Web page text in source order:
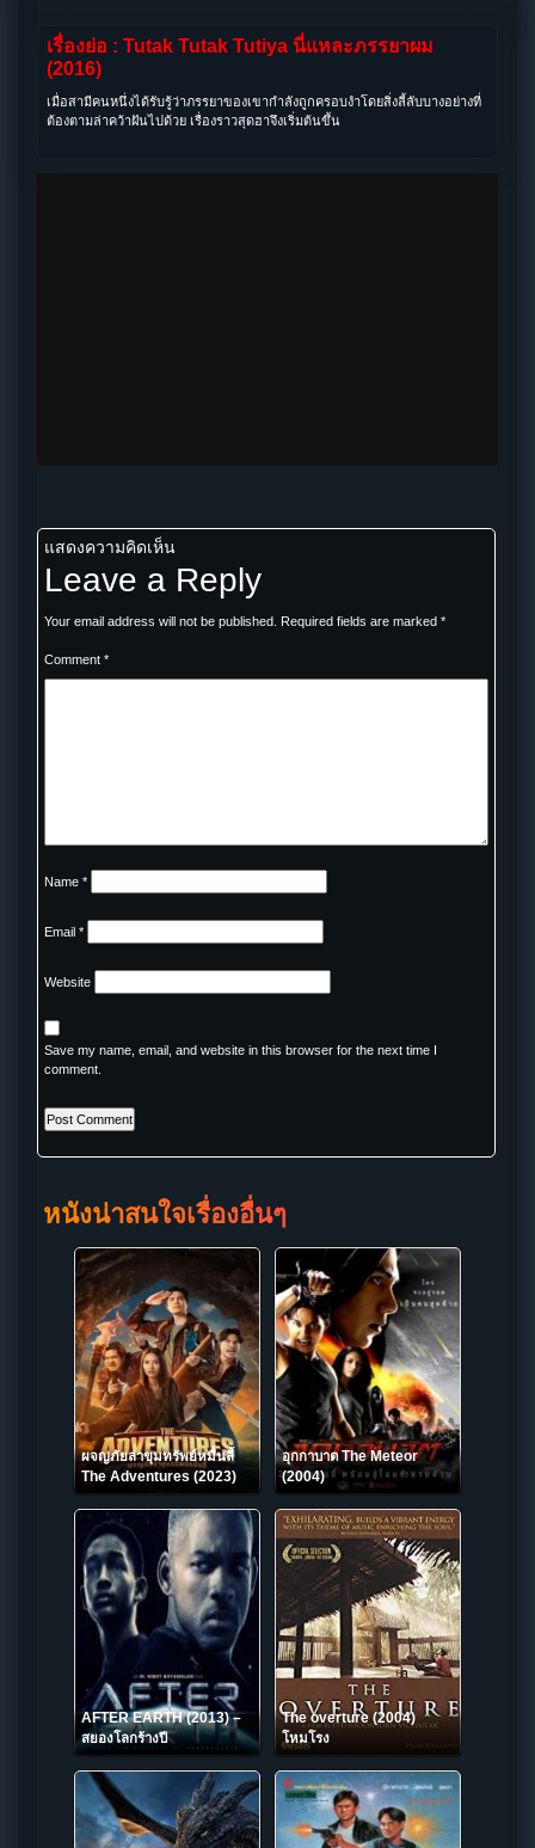
เรื่องย่อ : Tutak Tutak Tutiya นี่แหละภรรยาผม
(2016)
เมื่อสามีคนหนึ่งได้รับรู้ว่าภรรยาของเขากำลังถูกครอบงำโดยสิ่งลี้ลับบางอย่างที่
ต้องตามล่าคว้าฝันไปด้วย เรื่องราวสุดฮาจึงเริ่มต้นขึ้น
แสดงความคิดเห็น
Leave a Reply
Your email address will not be published. Required fields are marked *
Comment *
Name *
Email *
Website
Save my name, email, and website in this browser for the next time I
comment.
หนังน่าสนใจเรื่องอื่นๆ
ผจญภัยล่าขุมทรัพย์หมื่นลี้
The Adventures (2023)
อุกกาบาต The Meteor
(2004)
AFTER EARTH (2013) –
สยองโลกร้างปี
The overture (2004)
โหมโรง